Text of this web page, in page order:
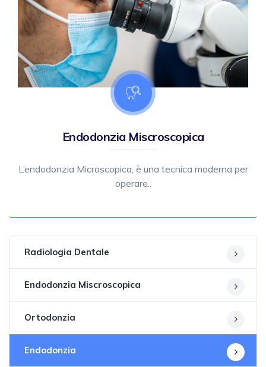
Endodonzia Miscroscopica
L’endodonzia Microscopica, è una tecnica moderna per
operare..
Radiologia Dentale
Endodonzia Miscroscopica
Ortodonzia
Endodonzia